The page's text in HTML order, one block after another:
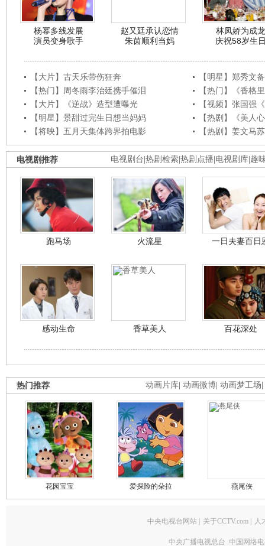
杨幂多线发展
演员变身歌手
赵又廷承认恋情
朱茵顺利当妈
林凤娇为成龙
庆祝58岁生
【大片】古天乐带伤狂奔
【明星】郑秀文
【热门】周冬雨李治廷携手催泪
【热门】《香格
【大片】《逆战》造型遭曝光
【视频】张国强
【明星】景甜过完生日想当妈妈
【热剧】《美人
【将映】五月天集体跨界拍电影
【热剧】姜文马
电视剧台 热剧检索 热剧点播 电视剧库 趣
电视剧推荐
跑马场 火流星 一日夫妻百日
感动生命 香草美人 百花深处
动画片库 动画微博 动画梦工场
热门推荐
花园宝宝 爱探险的朵拉 燕尾侠
中央电视台网站 关于CCTV.com 人
中央广播电视总台 中国网络